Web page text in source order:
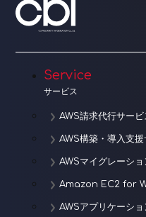
ゲ
シ
ン
Service
サービス
AWS請求代行サービ
AWS構築・導入支援
AWSマイグレーシ
Amazon EC2 for
AWSアプリケーシ